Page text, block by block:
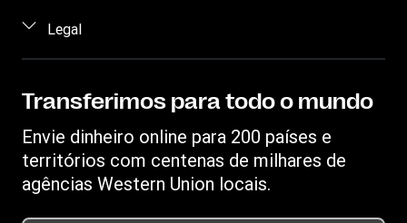
Monitorizar uma transferência
Encontrar agências
Transferir aplicação
Iniciar sessão/Registar
Tornar-se agente
Legal
Termos e Condições
Transferimos para todo o mundo
Envie dinheiro online para 200 países e
territórios com centenas de milhares de
agências Western Union locais.